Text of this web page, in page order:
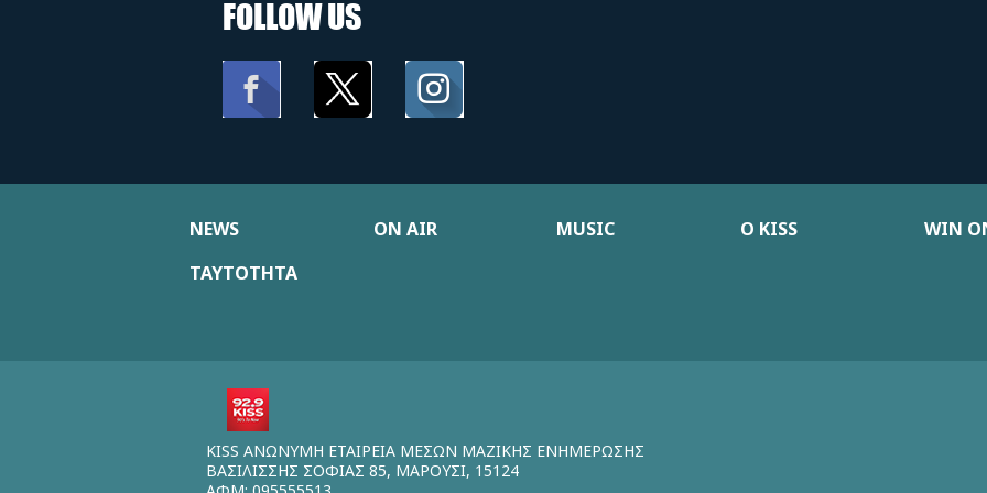
FOLLOW US
NEWS ON AIR MUSIC Ο KISS WIN
ΤΑΥΤΟΤΗΤΑ
KISS ΑΝΩΝΥΜΗ ΕΤΑΙΡΕΙΑ ΜΕΣΩΝ ΜΑΖΙΚΗΣ ΕΝΗΜΕΡΩΣΗΣ
ΒΑΣΙΛΙΣΣΗΣ ΣΟΦΙΑΣ 85, ΜΑΡΟΥΣΙ, 15124